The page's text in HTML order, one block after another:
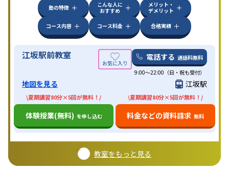
塾の特徴
こんな人に
おすすめ
メリット・
デメリット
コース内容
コース料金 合格実績
江坂駅前教室 電話する 通話料無料
9:00～22:00（日・祝も受付）
地図を見る 江坂駅
\夏期講習80分×5回が無料！/
体験授業(無料) を申し込む
\夏期講習80分×5回が無料！/
料金などの資料請求 無料
教室をもっと見る